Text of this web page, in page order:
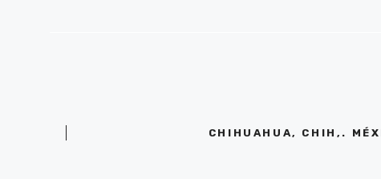
CHIHUAHUA, CHIH,.